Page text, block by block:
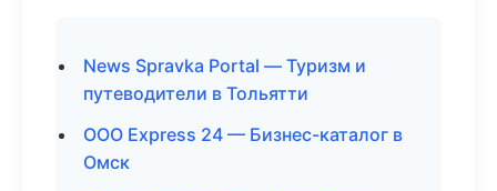
News Spravka Portal — Туризм и
путеводители в Тольятти
ООО Express 24 — Бизнес-каталог в
Омск